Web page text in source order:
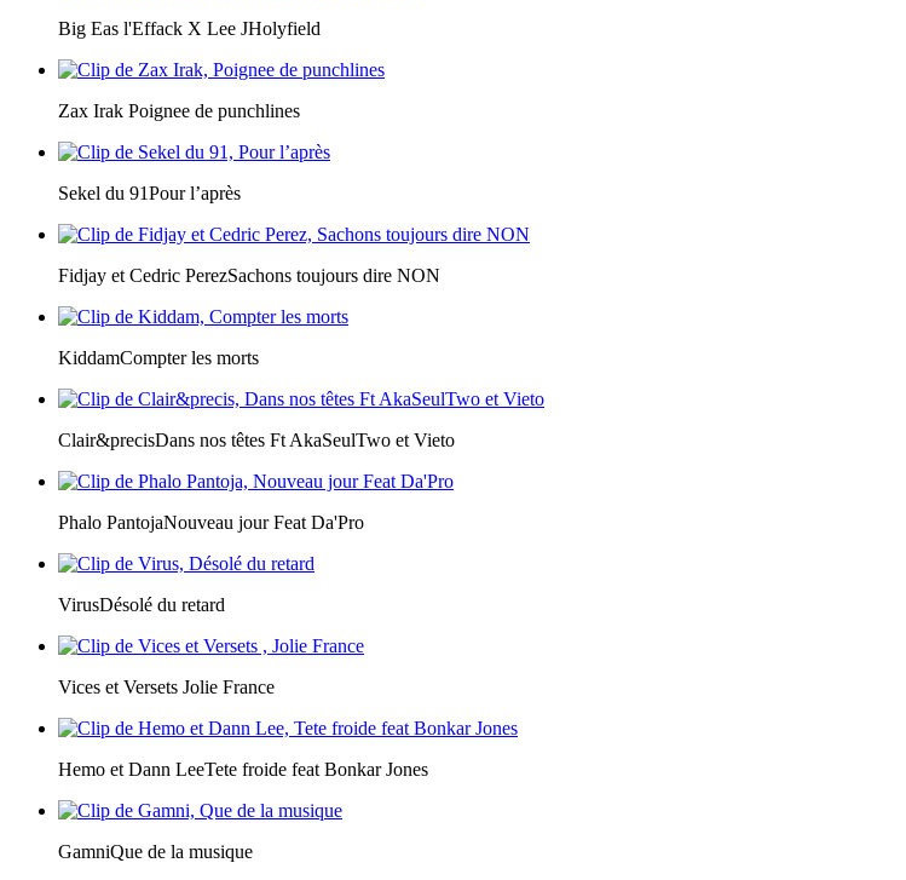
Big Eas l'Effack X Lee JHolyfield
Zax Irak Poignee de punchlines
Sekel du 91Pour l’après
Fidjay et Cedric PerezSachons toujours dire NON
KiddamCompter les morts
Clair&precisDans nos têtes Ft AkaSeulTwo et Vieto
Phalo PantojaNouveau jour Feat Da'Pro
VirusDésolé du retard
Vices et Versets Jolie France
Hemo et Dann LeeTete froide feat Bonkar Jones
GamniQue de la musique